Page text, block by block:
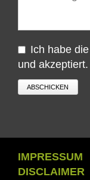
Ich habe die
und akzeptiert.
ABSCHICKEN
IMPRESSUM
DISCLAIMER